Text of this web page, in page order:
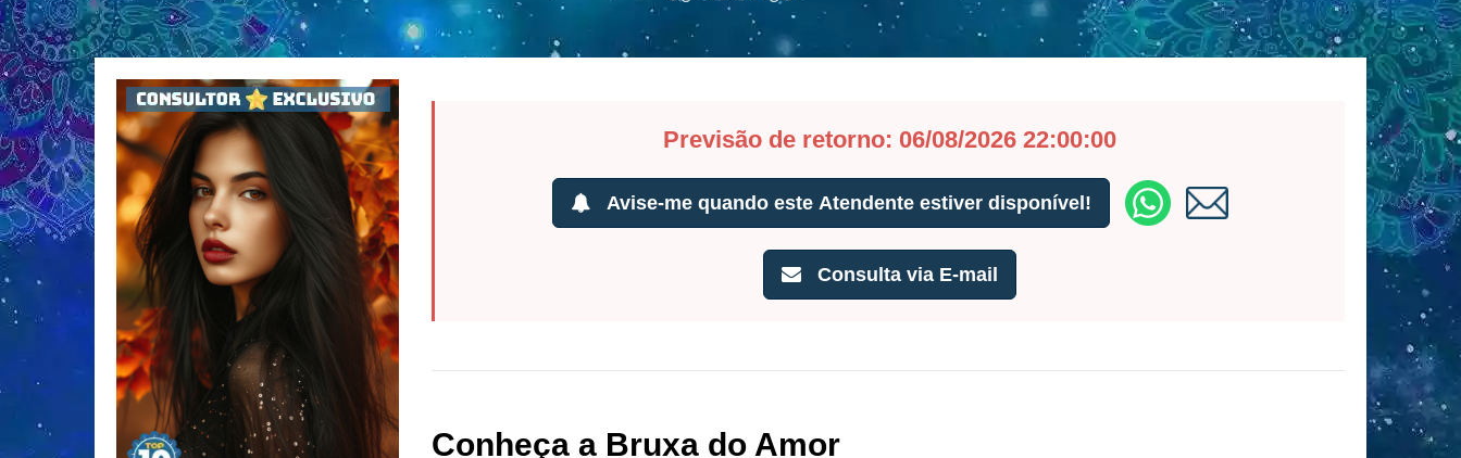
Previsão de retorno: 06/08/2026 22:00:00
Avise-me quando este Atendente estiver disponível!
Consulta via E-mail
Conheça a Bruxa do Amor